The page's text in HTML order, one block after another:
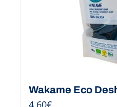
Wakame Eco
4,60€